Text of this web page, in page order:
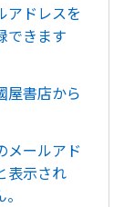
アドレスを
できます
屋書店から
メールアド
表示され